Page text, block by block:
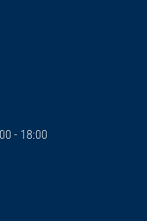
- 18:00